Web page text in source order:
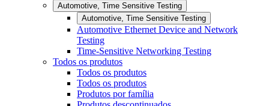
Automotive, Time Sensitive Testing
Automotive, Time Sensitive Testing
Automotive Ethernet Device and Network
Testing
Time-Sensitive Networking Testing
Todos os produtos
Todos os produtos
Todos os produtos
Produtos por família